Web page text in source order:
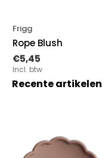
Frigg
Rope Blush
€5,45
Incl. btw
Recente artikelen